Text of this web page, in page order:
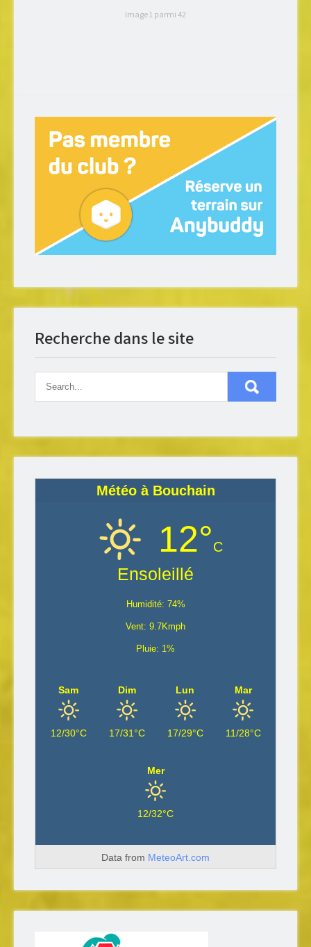
Image 1 parmi 42
Recherche dans le site
Météo à Bouchain
12°C
Ensoleillé
Humidité: 74%
Vent: 9.7Kmph
Pluie: 1%
Sam
12/30°C
Dim
17/31°C
Lun
17/29°C
Mar
11/28°C
Mer
12/32°C
Data from MeteoArt.com